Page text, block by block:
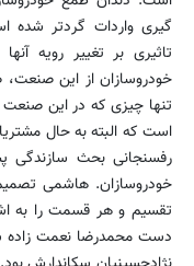
گیری واردات گردتر شده
تاثیری بر تغییر رویه
خودروسازان از این
تنها چیزی که در این صنعت
است که البته به حال
رفسنجانی بحث سازندگی
خودروسازان. هاشمی
تقسیم و هر قسمت را به
دست محمدرضا نعمت زاده